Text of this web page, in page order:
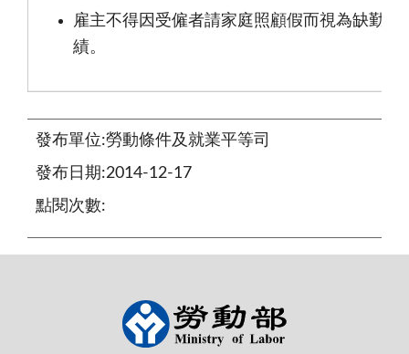
雇主不得因受僱者請家庭照顧假而視為缺勤而
績。
發布單位:勞動條件及就業平等司
發布日期:2014-12-17
點閱次數: